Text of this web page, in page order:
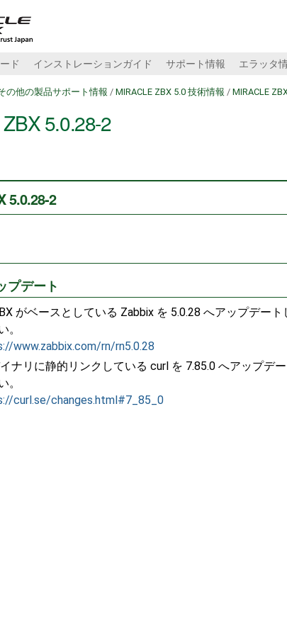
ド インストレーションガイド サポート情報 エラッタ
の他の製品サポート情報 / MIRACLE ZBX 5.0 技術情報 / MIRACLE
5.0.28-2
5.0.28-2
プデート
がベースとしている Zabbix を 5.0.28 へアップデー
。
www.zabbix.com/rn/rn5.0.28
ナリに静的リンクしている curl を 7.85.0 へアップデ
。
curl.se/changes.html#7_85_0